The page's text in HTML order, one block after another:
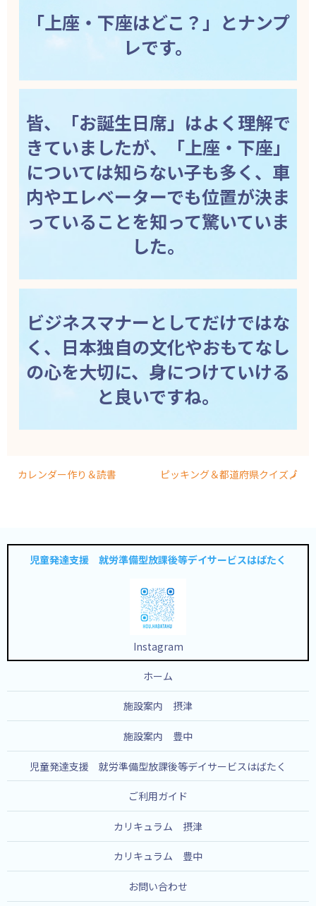
「上座・下座はどこ？」とナンプ
レです。
皆、「お誕生日席」はよく理解で
きていましたが、「上座・下座」
については知らない子も多く、車
内やエレベーターでも位置が決ま
っていることを知って驚いていま
した。
ビジネスマナーとしてだけではな
く、日本独自の文化やおもてなし
の心を大切に、身につけていける
と良いですね。
カレンダー作り＆読書 ピッキング＆都道府県クイズ🗾
児童発達支援 就労準備型放課後等デイサービスはばたく
Instagram
ホーム
施設案内 摂津
施設案内 豊中
児童発達支援 就労準備型放課後等デイサービスはばたく
ご利用ガイド
カリキュラム 摂津
カリキュラム 豊中
お問い合わせ